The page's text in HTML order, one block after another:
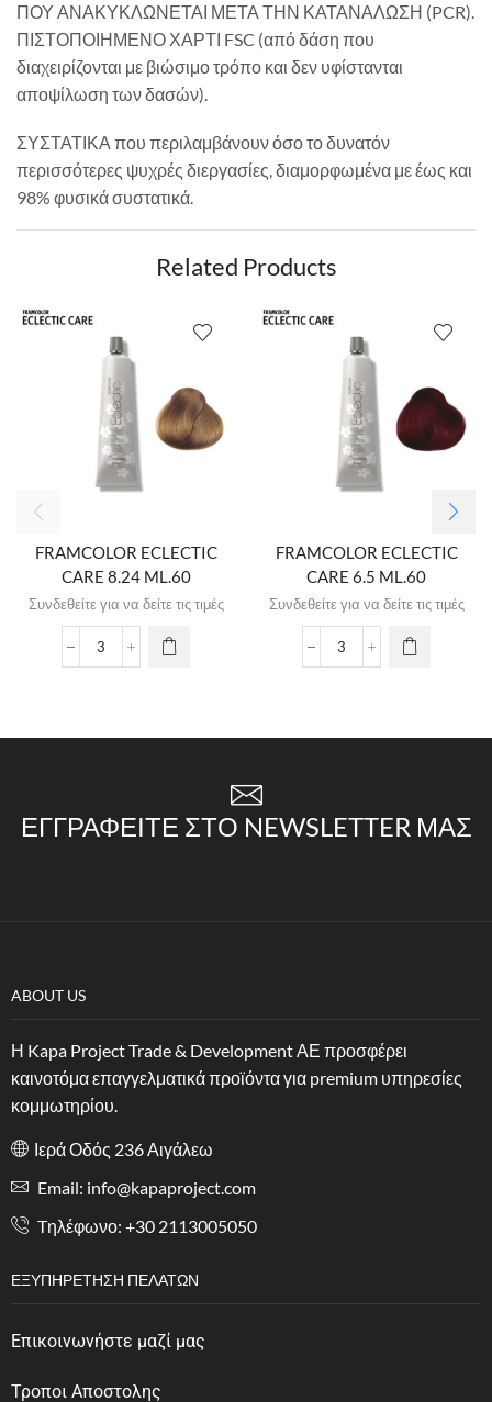
ΠΟΥ ΑΝΑΚΥΚΛΩΝΕΤΑΙ ΜΕΤΑ ΤΗΝ ΚΑΤΑΝΑΛΩΣΗ (PCR).
ΠΙΣΤΟΠΟΙΗΜΕΝΟ ΧΑΡΤΙ FSC (από δάση που
διαχειρίζονται με βιώσιμο τρόπο και δεν υφίστανται
αποψίλωση των δασών).
ΣΥΣΤΑΤΙΚΑ που περιλαμβάνουν όσο το δυνατόν
περισσότερες ψυχρές διεργασίες, διαμορφωμένα με έως και
98% φυσικά συστατικά.
Related Products
FRAMCOLOR ECLECTIC
CARE 8.24 ML.60
Συνδεθείτε για να δείτε τις τιμές
FRAMCOLOR ECLECTIC
CARE 6.5 ML.60
Συνδεθείτε για να δείτε τις τιμές
ΕΓΓΡΑΦΕΊΤΕ ΣΤΟ NEWSLETTER ΜΑΣ
ABOUT US
Η Kapa Project Trade & Development ΑΕ προσφέρει
καινοτόμα επαγγελματικά προϊόντα για premium υπηρεσίες
κομμωτηρίου.
Ιερά Οδός 236 Αιγάλεω
Email: info@kapaproject.com
Tηλέφωνο: +30 2113005050
ΕΞΥΠΗΡΈΤΗΣΗ ΠΕΛΑΤΏΝ
Επικοινωνήστε μαζί μας
Τροποι Αποστολης